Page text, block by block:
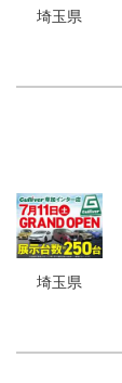
埼玉県
埼玉県